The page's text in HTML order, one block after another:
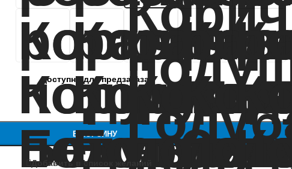
Доступно для предзаказа
В КОРЗИНУ
Добавить в список желаний